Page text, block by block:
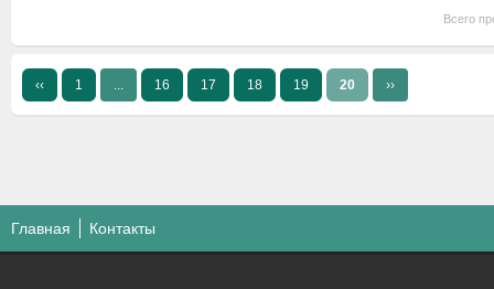
Всего
‹‹ 1 ... 16 17 18 19 20 ››
Главная Контакты